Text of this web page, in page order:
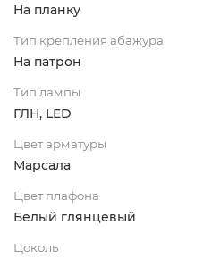
На планку
Тип крепления абажура
На патрон
Тип лампы
ГЛН, LED
Цвет арматуры
Марсала
Цвет плафона
Белый глянцевый
Цоколь